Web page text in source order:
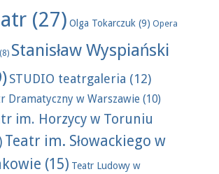
(27) Olga Tokarczuk(9) Opera
(8) Stanisław Wyspiański
STUDIO teatrgaleria (12)
Dramatyczny w Warszawie (10)
im. Horzycy w Toruniu
Teatr im. Słowackiego w
(15) Teatr Ludowy w